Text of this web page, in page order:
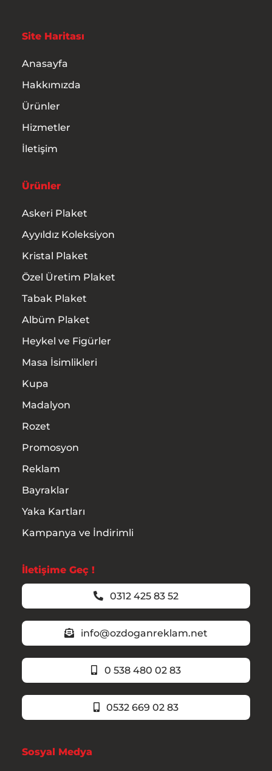
Site Haritası
Anasayfa
Hakkımızda
Ürünler
Hizmetler
İletişim
Ürünler
Askeri Plaket
Ayyıldız Koleksiyon
Kristal Plaket
Özel Üretim Plaket
Tabak Plaket
Albüm Plaket
Heykel ve Figürler
Masa İsimlikleri
Kupa
Madalyon
Rozet
Promosyon
Reklam
Bayraklar
Yaka Kartları
Kampanya ve İndirimli
İletişime Geç !
0312 425 83 52
info@ozdoganreklam.net
0 538 480 02 83
0532 669 02 83
Sosyal Medya